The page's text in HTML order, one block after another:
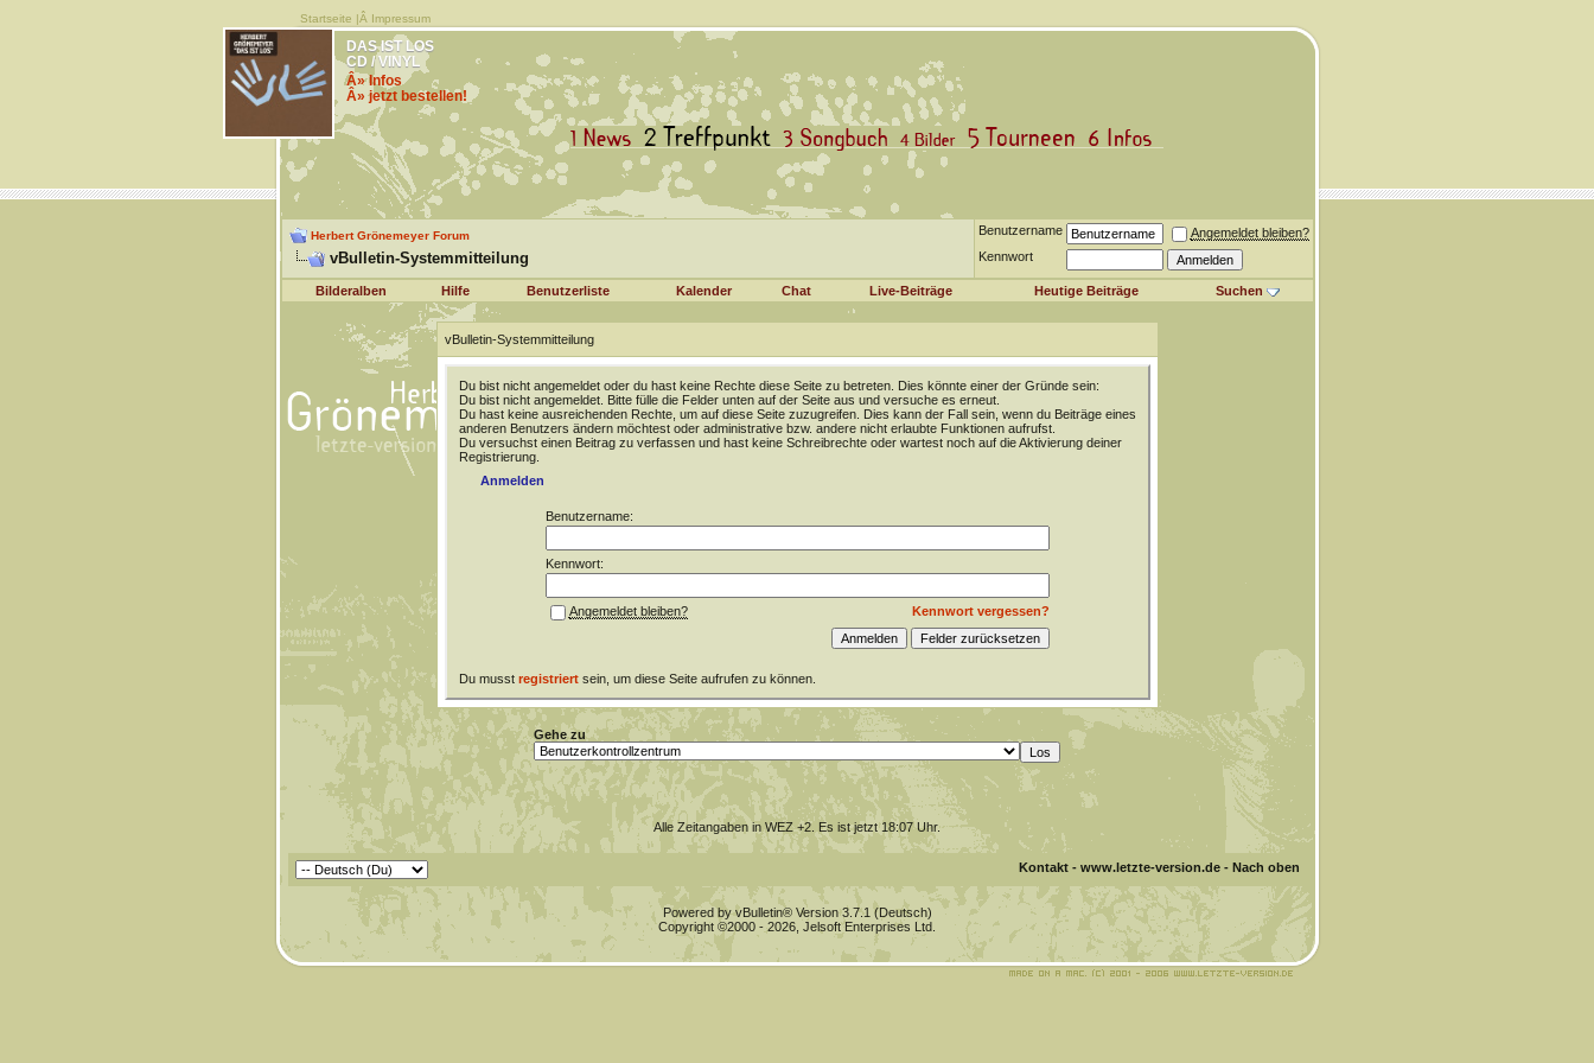
Startseite |Â Impressum
DAS IST LOS
CD / VINYL
Â» Infos
Â» jetzt bestellen!
Herbert Grönemeyer Forum
vBulletin-Systemmitteilung
Benutzername
Angemeldet bleiben?
Kennwort
Bilderalben Hilfe Benutzerliste Kalender Chat Live-Beiträge Heutige Beiträge Suchen
vBulletin-Systemmitteilung
Du bist nicht angemeldet oder du hast keine Rechte diese Seite zu betreten. Dies könnte einer der Gründe sein:
Du bist nicht angemeldet. Bitte fülle die Felder unten auf der Seite aus und versuche es erneut.
Du hast keine ausreichenden Rechte, um auf diese Seite zuzugreifen. Dies kann der Fall sein, wenn du Beiträge eines
anderen Benutzers ändern möchtest oder administrative bzw. andere nicht erlaubte Funktionen aufrufst.
Du versuchst einen Beitrag zu verfassen und hast keine Schreibrechte oder wartest noch auf die Aktivierung deiner
Registrierung.
Anmelden
Benutzername:
Kennwort:
Kennwort vergessen?
Angemeldet bleiben?
Du musst registriertsein, um diese Seite aufrufen zu können.
Gehe zu
Alle Zeitangaben in WEZ +2. Es ist jetzt18:07Uhr.
Kontakt- www.letzte-version.de- Nach oben
Powered by vBulletin® Version 3.7.1 (Deutsch)
Copyright ©2000 - 2026, Jelsoft Enterprises Ltd.